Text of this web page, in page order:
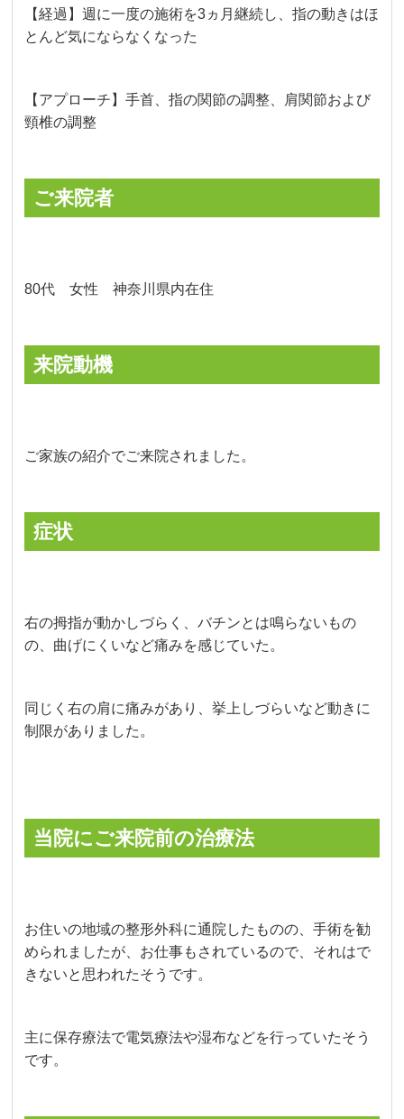
【経過】週に一度の施術を3ヵ月継続し、指の動きはほ
とんど気にならなくなった
【アプローチ】手首、指の関節の調整、肩関節および
頸椎の調整
ご来院者
80代 女性 神奈川県内在住
来院動機
ご家族の紹介でご来院されました。
症状
右の拇指が動かしづらく、バチンとは鳴らないもの
の、曲げにくいなど痛みを感じていた。
同じく右の肩に痛みがあり、挙上しづらいなど動きに
制限がありました。
当院にご来院前の治療法
お住いの地域の整形外科に通院したものの、手術を勧
められましたが、お仕事もされているので、それはで
きないと思われたそうです。
主に保存療法で電気療法や湿布などを行っていたそう
です。